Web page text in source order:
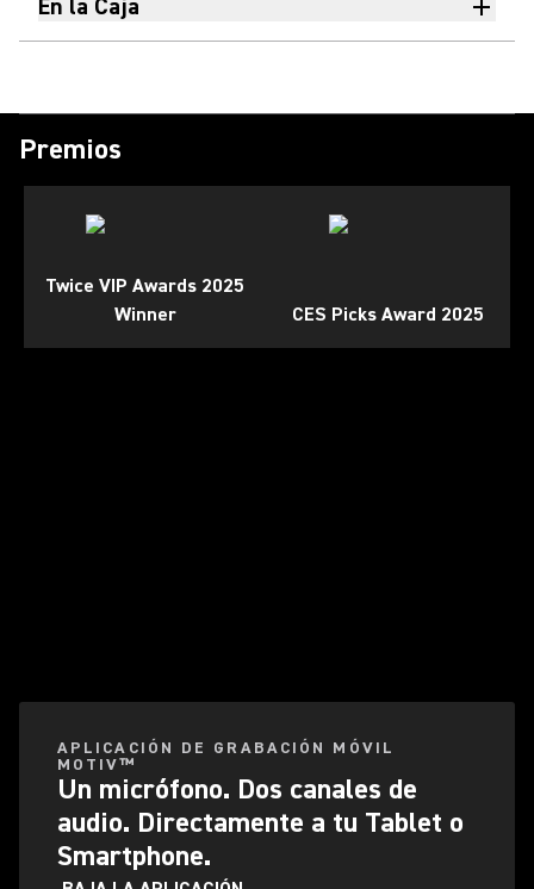
En la Caja
Premios
Twice VIP Awards 2025
Winner
CES Picks Award 2025
APLICACIÓN DE GRABACIÓN MÓVIL
MOTIV™
Un micrófono. Dos canales de
audio. Directamente a tu Tablet o
Smartphone.